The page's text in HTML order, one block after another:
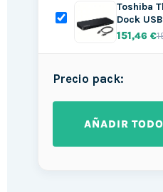
Toshiba
Dock
151,46 €
Precio pack:
AÑADIR